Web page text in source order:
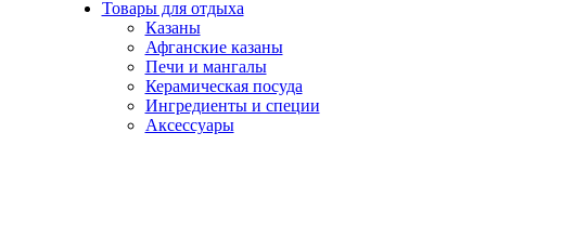
Товары для отдыха
Казаны
Афганские казаны
Печи и мангалы
Керамическая посуда
Ингредиенты и специи
Аксессуары